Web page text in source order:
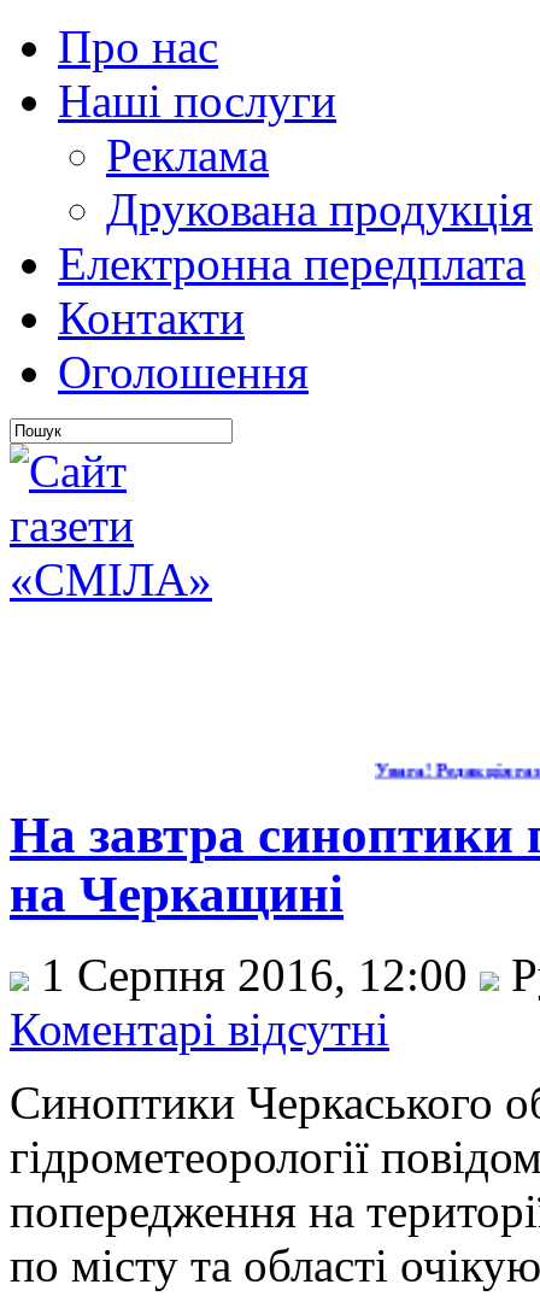
Про нас
Наші послуги
Реклама
Друкована продукція
Електронна передплата
Контакти
Оголошення
Увага! Редакція
На завтра синоптики
на Черкащині
1 Серпня 2016, 12:00
Коментарі відсутні
Синоптики Черкаського
гідрометеорології
попередження на
по місту та області